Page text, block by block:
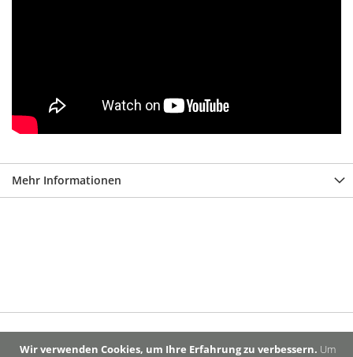
Wir verwenden Cookies, um Ihre Erfahrung zu verbessern. Um
Mehr Informationen